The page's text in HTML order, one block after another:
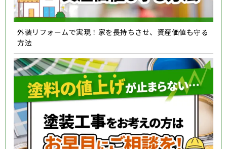
外装リフォームで実現！家を長持ちさせ、資産価値も守る
方法